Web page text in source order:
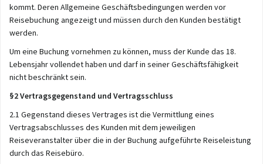
kommt. Deren Allgemeine Geschäftsbedingungen werden vor
Reisebuchung angezeigt und müssen durch den Kunden bestätigt
werden.
Um eine Buchung vornehmen zu können, muss der Kunde das 18.
Lebensjahr vollendet haben und darf in seiner Geschäftsfähigkeit
nicht beschränkt sein.
§2 Vertragsgegenstand und Vertragsschluss
2.1 Gegenstand dieses Vertrages ist die Vermittlung eines
Vertragsabschlusses des Kunden mit dem jeweiligen
Reiseveranstalter über die in der Buchung aufgeführte Reiseleistung
durch das Reisebüro.